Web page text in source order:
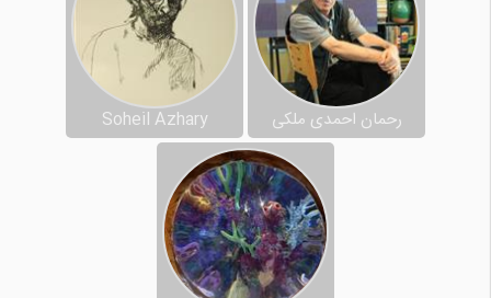
رحمان احمدی ملکی Soheil Azhary